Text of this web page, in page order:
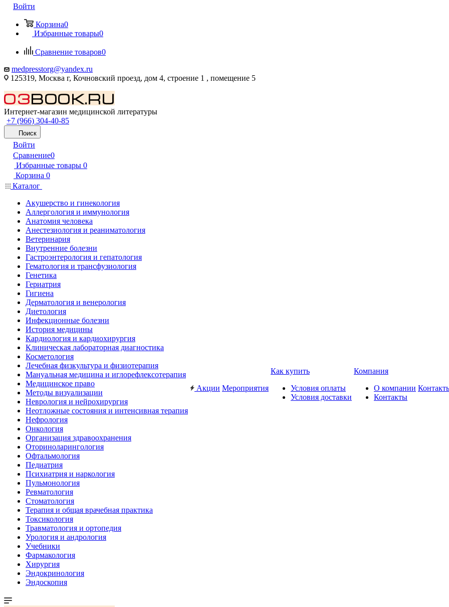
Войти
Корзина0
Избранные товары0
Сравнение товаров0
medpresstorg@yandex.ru
125319, Москва г, Кочновский проезд, дом 4, строение 1 , помещение 5
Интернет-магазин медицинской литературы
+7 (966) 304-40-85
Поиск
Войти
Сравнение0
Избранные товары 0
Корзина 0
Каталог
Акушерство и гинекология
Аллергология и иммунология
Анатомия человека
Анестезиология и реаниматология
Ветеринария
Внутренние болезни
Гастроэнтерология и гепатология
Гематология и трансфузиология
Генетика
Гериатрия
Гигиена
Дерматология и венерология
Диетология
Инфекционные болезни
История медицины
Кардиология и кардиохирургия
Клиническая лабораторная диагностика
Косметология
Лечебная физкультура и физиотерапия
Мануальная медицина и иглорефлексотерапия
Медицинское право
Методы визуализации
Неврология и нейрохирургия
Неотложные состояния и интенсивная терапия
Нефрология
Онкология
Организация здравоохранения
Оториноларингология
Офтальмология
Педиатрия
Психиатрия и наркология
Пульмонология
Ревматология
Стоматология
Терапия и общая врачебная практика
Токсикология
Травматология и ортопедия
Урология и андрология
Учебники
Фармакология
Хирургия
Эндокринология
Эндоскопия
Акции Мероприятия
Как купить
Условия оплаты
Условия доставки
Компания
О компании
Контакты